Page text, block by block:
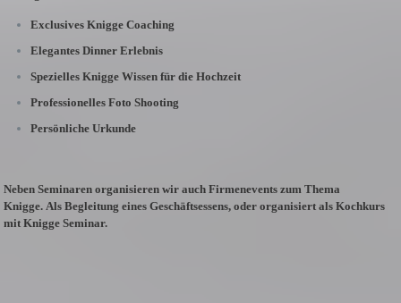
Exclusives Knigge Coaching
Elegantes Dinner Erlebnis
Spezielles Knigge Wissen für die Hochzeit
Professionelles Foto Shooting
Persönliche Urkunde
Neben Seminaren organisieren wir auch Firmenevents zum Thema
Knigge.Als Begleitung eines Geschäftsessens, oder organisiert als Kochkurs
mit Knigge Seminar.